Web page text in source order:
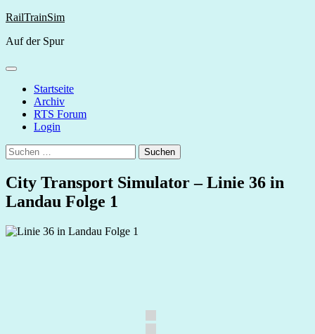
Skip
content
RailTrainSim
Auf der Spur
Startseite
Archiv
RTS Forum
Login
Suchen
nach:
City Transport Simulator – Linie 36 in
Landau Folge 1